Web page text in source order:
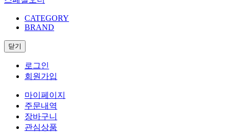
CATEGORY
BRAND
닫기
로그인
회원가입
마이페이지
주문내역
장바구니
관심상품